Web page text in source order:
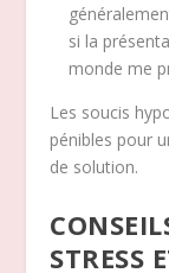
si la
monde me
Les soucis
pénibles pour
de solution.
STRESS